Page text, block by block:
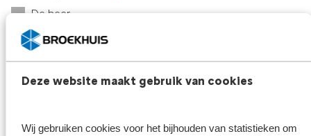
Deze website maakt gebruik van cookies
Wij gebruiken cookies voor het bijhouden van statistieken om
De heer
Mevrouw